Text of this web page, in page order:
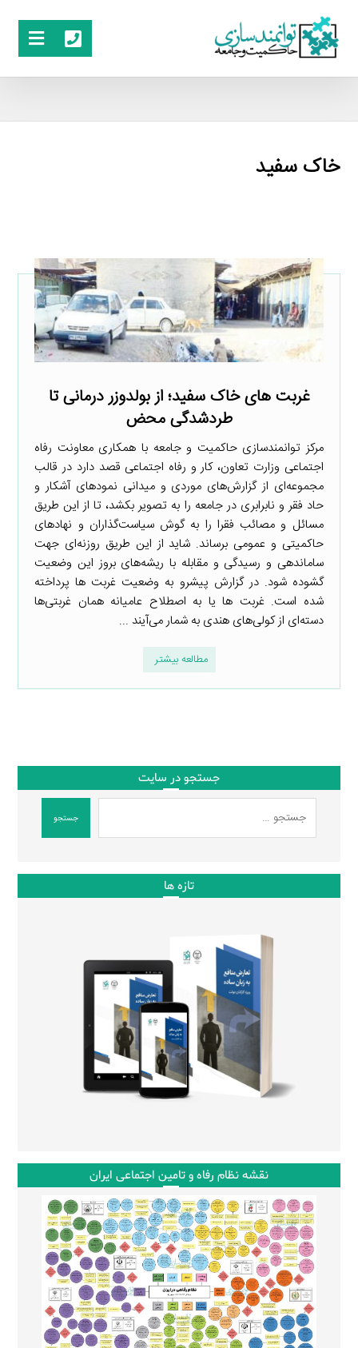
خاک سفید
غربت های خاک سفید؛ از بولدوزر درمانی تا
طردشدگی محض
مرکز توانمندسازی حاکمیت و جامعه با همکاری معاونت رفاه
اجتماعی وزارت تعاون، کار و رفاه اجتماعی قصد دارد در قالب
مجموعه‌ای از گزارش‌های موردی و میدانی نمودهای آشکار و
حاد فقر و نابرابری در جامعه را به تصویر بکشد، تا از این طریق
مسائل و مصائب فقرا را به گوش سیاست‌گذاران و نهادهای
حاکمیتی و عمومی برساند. شاید از این طریق روزنه‌ای جهت
ساماندهی و رسیدگی و مقابله با ریشه‌های بروز این وضعیت
گشوده شود. در گزارش پیشرو به وضعیت غربت­ ها پرداخته
شده است. غربت‌ ها یا به اصطلاح عامیانه همان غربتی‌ها
دسته‌ای از کولی‌های هندی به شمار می‌آیند ...
مطالعه بیشتر
جستجو در سایت
جستجو
تازه ها
نقشه نظام رفاه و تامین اجتماعی ایران